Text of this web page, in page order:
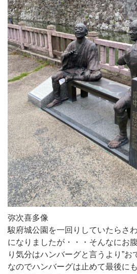
弥次喜多像
駿府城公園を一回りしていたらさ
になりましたが・・・そんなにお
り気分はハンバーグと言うより”お
なのでハンバーグは止めて最後に